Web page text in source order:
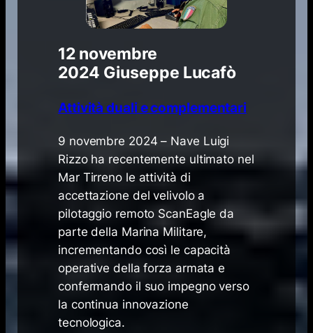
12 novembre
2024 Giuseppe Lucafò
Attività duali e complementari
9 novembre 2024 – Nave Luigi
Rizzo ha recentemente ultimato nel
Mar Tirreno le attività di
accettazione del velivolo a
pilotaggio remoto ScanEagle da
parte della Marina Militare,
incrementando così le capacità
operative della forza armata e
confermando il suo impegno verso
la continua innovazione
tecnologica.